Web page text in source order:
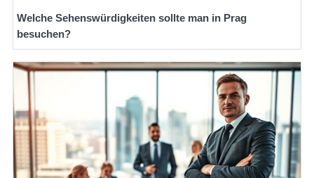
Welche Sehenswürdigkeiten sollte man in Prag
besuchen?